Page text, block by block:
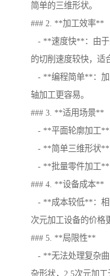
简单的三维形状。
### 2. **加工效率**
- **速度快**：由于
的切削速度较快，适
- **编程简单**：加
轴加工更容易。
### 3. **适用场景**
- **平面轮廓加工**
- **简单三维形状**
- **批量零件加工**
### 4. **设备成本**
- **成本较低**：相
次元加工设备的价格
### 5. **局限性**
- **无法处理复杂曲
杂形状，2.5次元加工